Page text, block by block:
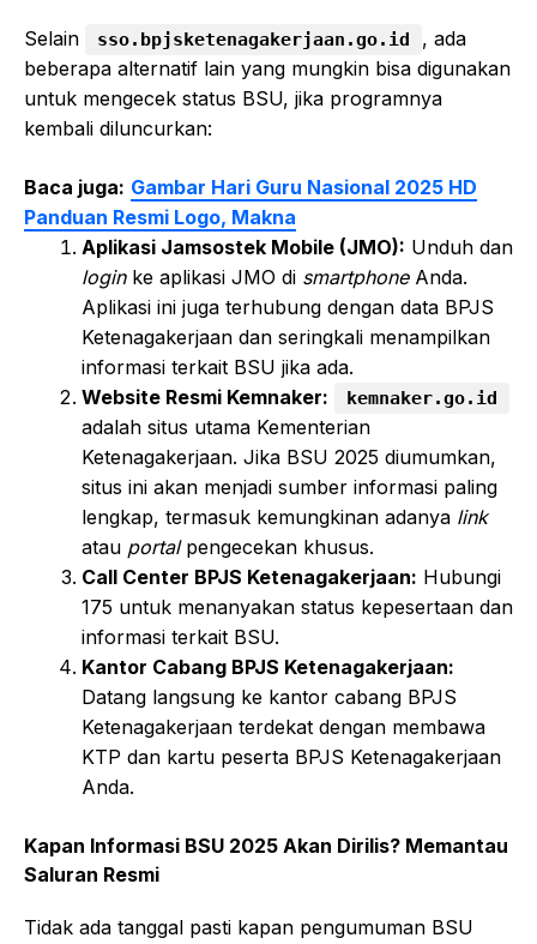
Selain sso.bpjsketenagakerjaan.go.id
, ada
beberapa alternatif lain yang mungkin bisa digunakan
untuk mengecek status BSU, jika programnya
kembali diluncurkan:
Baca juga: Gambar Hari Guru Nasional 2025 HD
Panduan Resmi Logo, Makna
Aplikasi Jamsostek Mobile (JMO): Unduh dan
loginke aplikasi JMO di smartphoneAnda.
Aplikasi ini juga terhubung dengan data BPJS
Ketenagakerjaan dan seringkali menampilkan
informasi terkait BSU jika ada.
Website Resmi Kemnaker:
kemnaker.go.id
adalah situs utama Kementerian
Ketenagakerjaan. Jika BSU 2025 diumumkan,
situs ini akan menjadi sumber informasi paling
lengkap, termasuk kemungkinan adanya link
atau portalpengecekan khusus.
Call Center BPJS Ketenagakerjaan: Hubungi
175 untuk menanyakan status kepesertaan dan
informasi terkait BSU.
Kantor Cabang BPJS Ketenagakerjaan:
Datang langsung ke kantor cabang BPJS
Ketenagakerjaan terdekat dengan membawa
KTP dan kartu peserta BPJS Ketenagakerjaan
Anda.
Kapan Informasi BSU 2025 Akan Dirilis? Memantau
Saluran Resmi
Tidak ada tanggal pasti kapan pengumuman BSU